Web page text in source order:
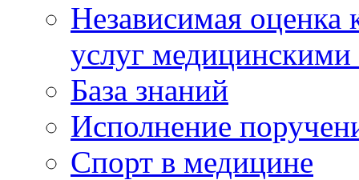
Независимая оценка
услуг
База знаний
Исполнение
Спорт в медицине